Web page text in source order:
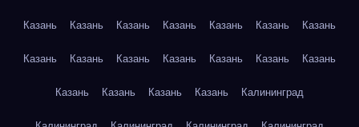
Казань Казань Казань Казань Казань Казань Казань
Казань Казань Казань Казань Казань Казань Казань
Казань Казань Казань Казань Калининград